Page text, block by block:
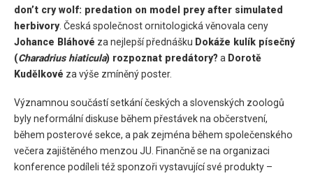
don’t cry wolf: predation on model prey after simulated
herbivory. Česká společnost ornitologická věnovala ceny
Johance Bláhové za nejlepší přednášku Dokáže kulík písečný
(Charadrius hiaticula) rozpoznat predátory? a Dorotě
Kudělkové za výše zmíněný poster.
Významnou součástí setkání českých a slovenských zoologů
byly neformální diskuse během přestávek na občerstvení,
během posterové sekce, a pak zejména během společenského
večera zajištěného menzou JU. Finančně se na organizaci
konference podíleli též sponzoři vystavující své produkty –